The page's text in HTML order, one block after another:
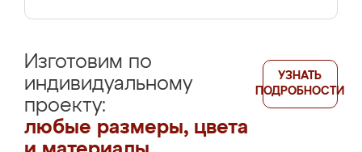
Изготовим по
индивидуальному
проекту:
любые размеры, цвета
УЗНАТЬ
ПОДРОБНОСТИ